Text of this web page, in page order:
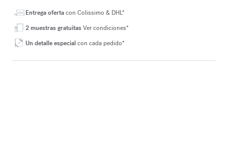
Entrega ofertacon Colissimo & DHL*
2 muestras gratuitasVer condiciones*
Un detalle especialcon cada pedido*